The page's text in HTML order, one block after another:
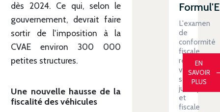
dès 2024. Ce qui, selon le
gouvernement, devrait faire
sortir de l'imposition à la
CVAE environ 300 000
petites structures.
Une nouvelle hausse de la
fiscalité des véhicules
L'examen
de
conformité
fiscale
renforce
votre
sécurité
juridique
et
fiscale
EN
SAVOIR
PLUS